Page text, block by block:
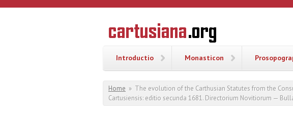
Overslaan en naar de inhoud gaan
CARTUSIANA
Geschiedenis
van de
Introductio Monasticon
U bent hier
Home » The evolution of the Carthusian Statutes from the
Cartusiensis: editio secunda 1681. Directorium Novitiorum —